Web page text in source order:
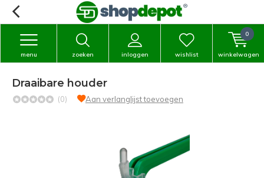
zoeken inloggen
menu wishlist winkelwagen
0
Draaibare houder
(0) Aan verlanglijst toevoegen